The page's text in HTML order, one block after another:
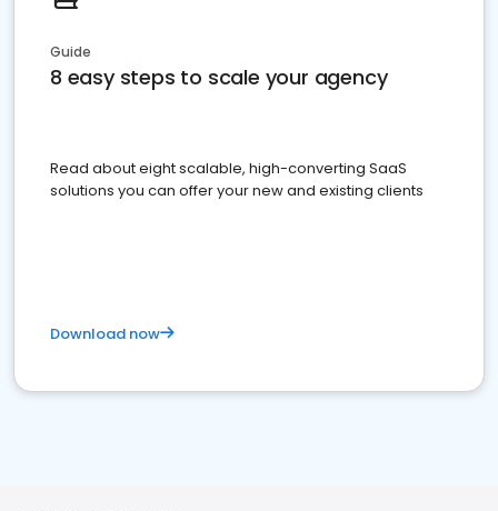
Guide
8 easy steps to scale your agency
Read about eight scalable, high-converting SaaS
solutions you can offer your new and existing clients
Download now